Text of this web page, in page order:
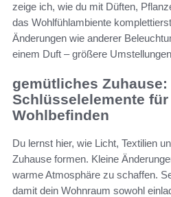
zeige ich, wie du mit Düften,
das Wohlfühlambiente
Änderungen wie anderer
einem Duft – größere
gemütliches Zuhause:
Schlüsselelemente für
Wohlbefinden
Du lernst hier, wie Licht, Textilien
Zuhause formen. Kleine
warme Atmosphäre zu schaffen.
damit dein Wohnraum sowohl